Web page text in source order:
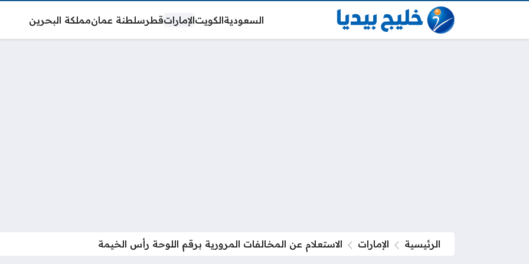
السعوديةالكويتالإماراتقطرسلطنة عمانمملكة البحرين
الرئيسية الإمارات الاستعلام عن المخالفات المرورية برقم اللوحة رأس الخيمة